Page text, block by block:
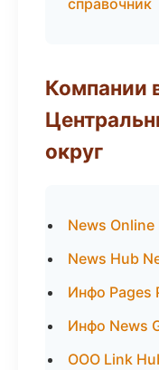
справочник
Компании
округ
News
News Hub
Инфо
Инфо News
ООО Link